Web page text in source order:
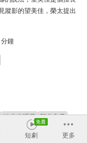
蹤影的望美佳，榮太提出
分鐘
松井恵理子 新谷良子
短劇 更多